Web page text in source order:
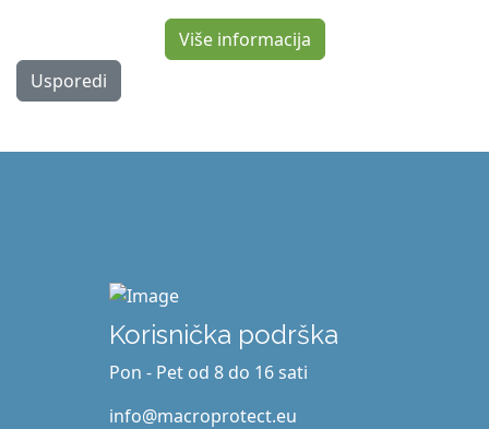
Više informacija
Usporedi
Korisnička podrška
Pon - Pet od 8 do 16 sati
info@macroprotect.eu